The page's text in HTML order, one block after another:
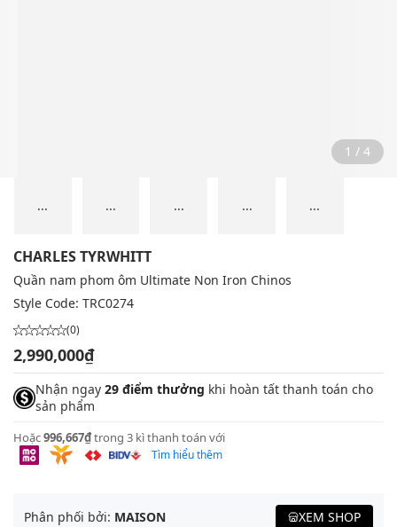
2 / 4
... ... ... ... ...
CHARLES TYRWHITT
Quần nam phom ôm Ultimate Non Iron Chinos
Style Code: TRC0274
(0)
2,990,000₫
Nhận ngay 29 điểm thưởng khi hoàn tất thanh toán cho
sản phẩm
Hoặc996,667₫trong 3 kì thanh toán với
Tìm hiểu thêm
Phân phối bởi: MAISON XEM SHOP